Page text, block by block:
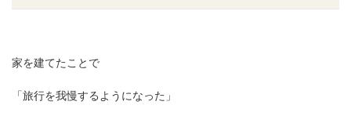
家を建てたことで
「旅行を我慢するようになった」